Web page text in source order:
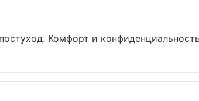
Комфорт и